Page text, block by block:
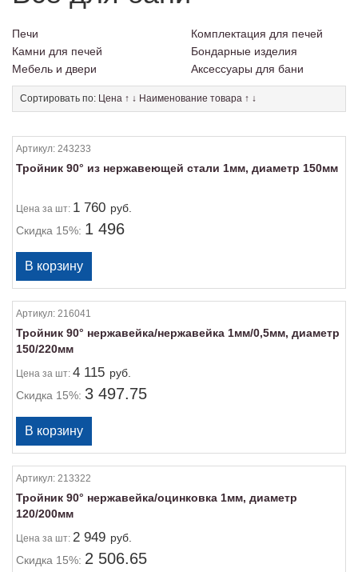
Печи
Комплектация для печей
Камни для печей
Бондарные изделия
Мебель и двери
Аксессуары для бани
Сортировать по: Цена ↑ ↓ Наименование товара ↑ ↓
Артикул: 243233
Тройник 90° из нержавеющей стали 1мм, диаметр 150мм
Цена за шт: 1 760 руб.
Скидка 15%: 1 496
Артикул: 216041
Тройник 90° нержавейка/нержавейка 1мм/0,5мм, диаметр
150/220мм
Цена за шт: 4 115 руб.
Скидка 15%: 3 497.75
Артикул: 213322
Тройник 90° нержавейка/оцинковка 1мм, диаметр
120/200мм
Цена за шт: 2 949 руб.
Скидка 15%: 2 506.65